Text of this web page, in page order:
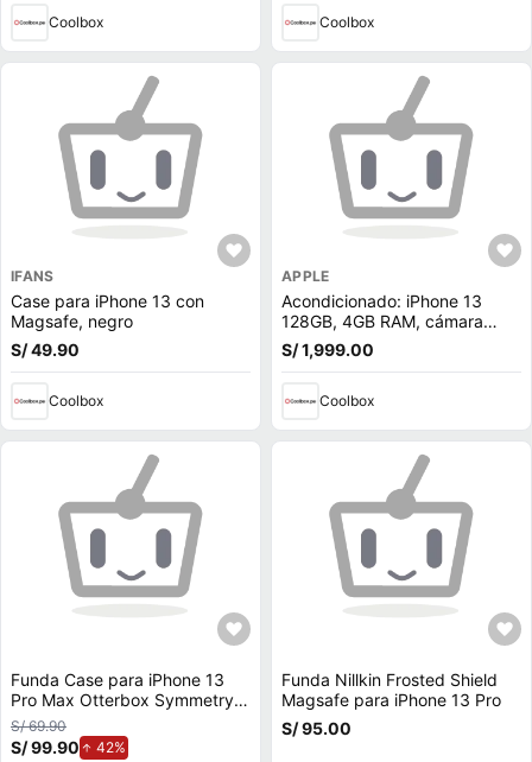
Coolbox Coolbox
IFANS
Case para iPhone 13 con
Magsafe, negro
S/ 49.90
Coolbox
APPLE
Acondicionado: iPhone 13
128GB, 4GB RAM, cámara
trasera 12MP y frontal 12MP,
6.1"", negro
S/ 1,999.00
Coolbox
Funda Case para iPhone 13
Pro Max Otterbox Symmetry
Azul Antishock Resistente ante
Caídas y Golpes
S/ 69.90
S/ 99.90 42%
Funda Nillkin Frosted Shield
Magsafe para iPhone 13 Pro
S/ 95.00